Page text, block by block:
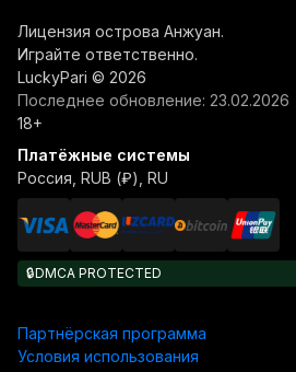
Лицензия острова Анжуан.
Играйте ответственно.
LuckyPari © 2026
Последнее обновление: 23.02.2026
18+
Платёжные системы
Россия, RUB (₽), RU
🔒DMCA PROTECTED
Партнёрская программа
Условия использования